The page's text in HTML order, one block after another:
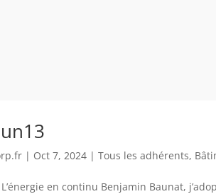
| Oct 7, 2024 |Tous les adhérents,
L’énergie en continu Benjamin Baunat,